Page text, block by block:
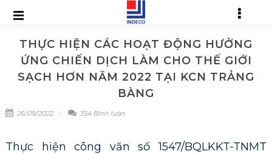
THỰC HIỆN CÁC HOẠT ĐỘNG HƯỞNG
ỨNG CHIẾN DỊCH LÀM CHO THẾ GIỚI
SẠCH HƠN NĂM 2022 TẠI KCN TRẢNG
BÀNG
26/09/2022 354 Bình luận
Thực hiện công văn số 1547/BQLKKT-TNMT